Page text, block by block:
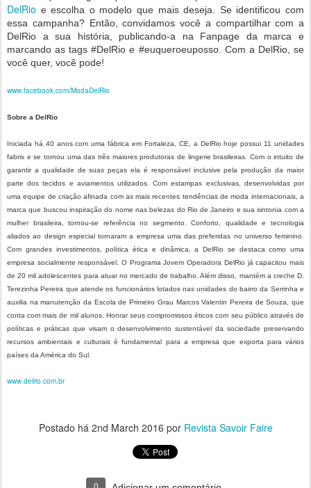
DelRio e escolha o modelo que mais deseja. Se identificou com
essa campanha? Então, convidamos você a compartilhar com a
DelRio a sua história, publicando-a na Fanpage da marca e
marcando as tags #DelRio e #euqueroeuposso. Com a DelRio, se
você quer, você pode!
www.facebook.com/ModaDelRio
Sobre a DelRio
Iniciada há 40 anos com uma fábrica em Fortaleza, CE, a DelRio hoje possui 11 unidades
fabris e se tornou uma das três maiores produtoras de lingerie brasileiras. Com o intuito de
garantir a qualidade de suas peças ela é responsável inclusive pela produção da maior
parte dos tecidos e aviamentos utilizados. Com estampas exclusivas, desenvolvidas por
uma equipe de criação afinada com as mais recentes tendências de moda internacionais, a
marca que buscou inspiração do nome nas belezas do Rio de Janeiro e sua sintonia com a
mulher brasileira, tornou-se referência no segmento. Conforto, qualidade e tecnologia
aliados ao design especial tornaram a empresa uma das preferidas no universo feminino.
Com grandes investimentos, política ética e dinâmica, a DelRio se destaca como uma
empresa socialmente responsável. O Programa Jovem Operadora DelRio já capacitou mais
de 20 mil adolescentes para atuar no mercado de trabalho. Além disso, mantém a creche D.
Terezinha Pereira que atende os funcionários lotados nas unidades do bairro da Serrinha e
auxilia na manutenção da Escola de Primeiro Grau Marcos Valentin Pereira de Souza, que
conta com mais de mil alunos. Honrar seus compromissos éticos com seu público através de
políticas e práticas que visam o desenvolvimento sustentável da sociedade preservando
recursos ambientais e culturais é fundamental para a empresa que exporta para vários
países da América do Sul.
www.delrio.com.br
Postado há 2nd March 2016 por Revista Savoir Faire
0